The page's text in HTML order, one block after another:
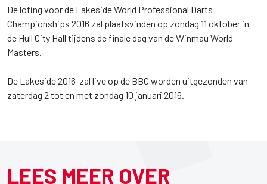
De loting voor de Lakeside World Professional Darts
Championships 2016 zal plaatsvinden op zondag 11 oktober in
de Hull City Hall tijdens de finale dag van de Winmau World
Masters.
De Lakeside 2016 zal live op de BBC worden uitgezonden van
zaterdag 2 tot en met zondag 10 januari 2016.
LEES MEER OVER